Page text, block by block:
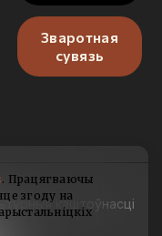
Зваротная
сувязь
каштоўнасці
. Працягваючы
згоду на